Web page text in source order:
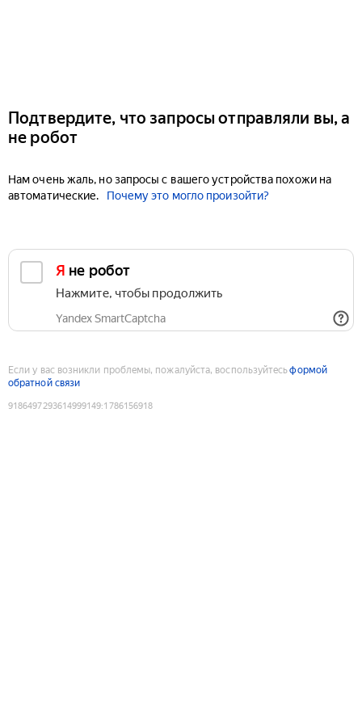
Подтвердите, что запросы отправляли вы, а
не робот
Нам очень жаль, но запросы с вашего устройства похожи на
автоматические.
Почему это могло произойти?
Я не робот
Нажмите, чтобы продолжить
Yandex SmartCaptcha
Если у вас возникли проблемы, пожалуйста, воспользуйтесьформой
обратной связи
9186497293614999149:1786156918